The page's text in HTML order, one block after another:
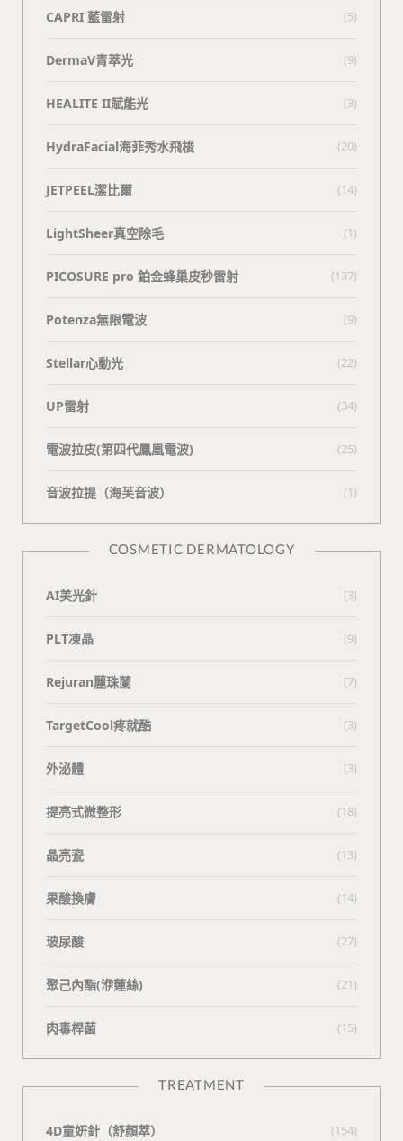
CAPRI 藍雷射 (5)
DermaV青萃光 (9)
HEALITE II賦能光 (3)
HydraFacial海菲秀水飛梭 (20)
JETPEEL潔比爾 (14)
LightSheer真空除毛 (1)
PICOSURE pro 鉑金蜂巢皮秒雷射 (137)
Potenza無限電波 (9)
Stellar心動光 (22)
UP雷射 (34)
電波拉皮(第四代鳳凰電波) (25)
⾳波拉提（海芙⾳波） (1)
COSMETIC DERMATOLOGY
AI美光針 (3)
PLT凍晶 (9)
Rejuran麗珠蘭 (7)
TargetCool疼就酷 (3)
外泌體 (3)
提亮式微整形 (18)
晶亮瓷 (13)
果酸換膚 (14)
玻尿酸 (27)
聚己內酯(洢蓮絲) (21)
肉毒桿菌 (15)
TREATMENT
4D童妍針（舒顏萃） (154)